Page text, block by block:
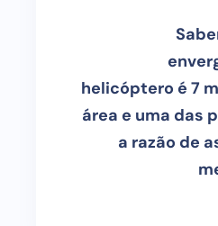
helicóptero é 7
área e uma das
a razão de